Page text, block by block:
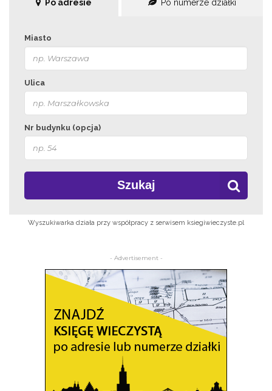
Po adresie Po numerze działki
Miasto
Ulica
Nr budynku (opcja)
Szukaj
Wyszukiwarka działa przy współpracy z serwisem ksiegiwieczyste.pl
- Advertisement -